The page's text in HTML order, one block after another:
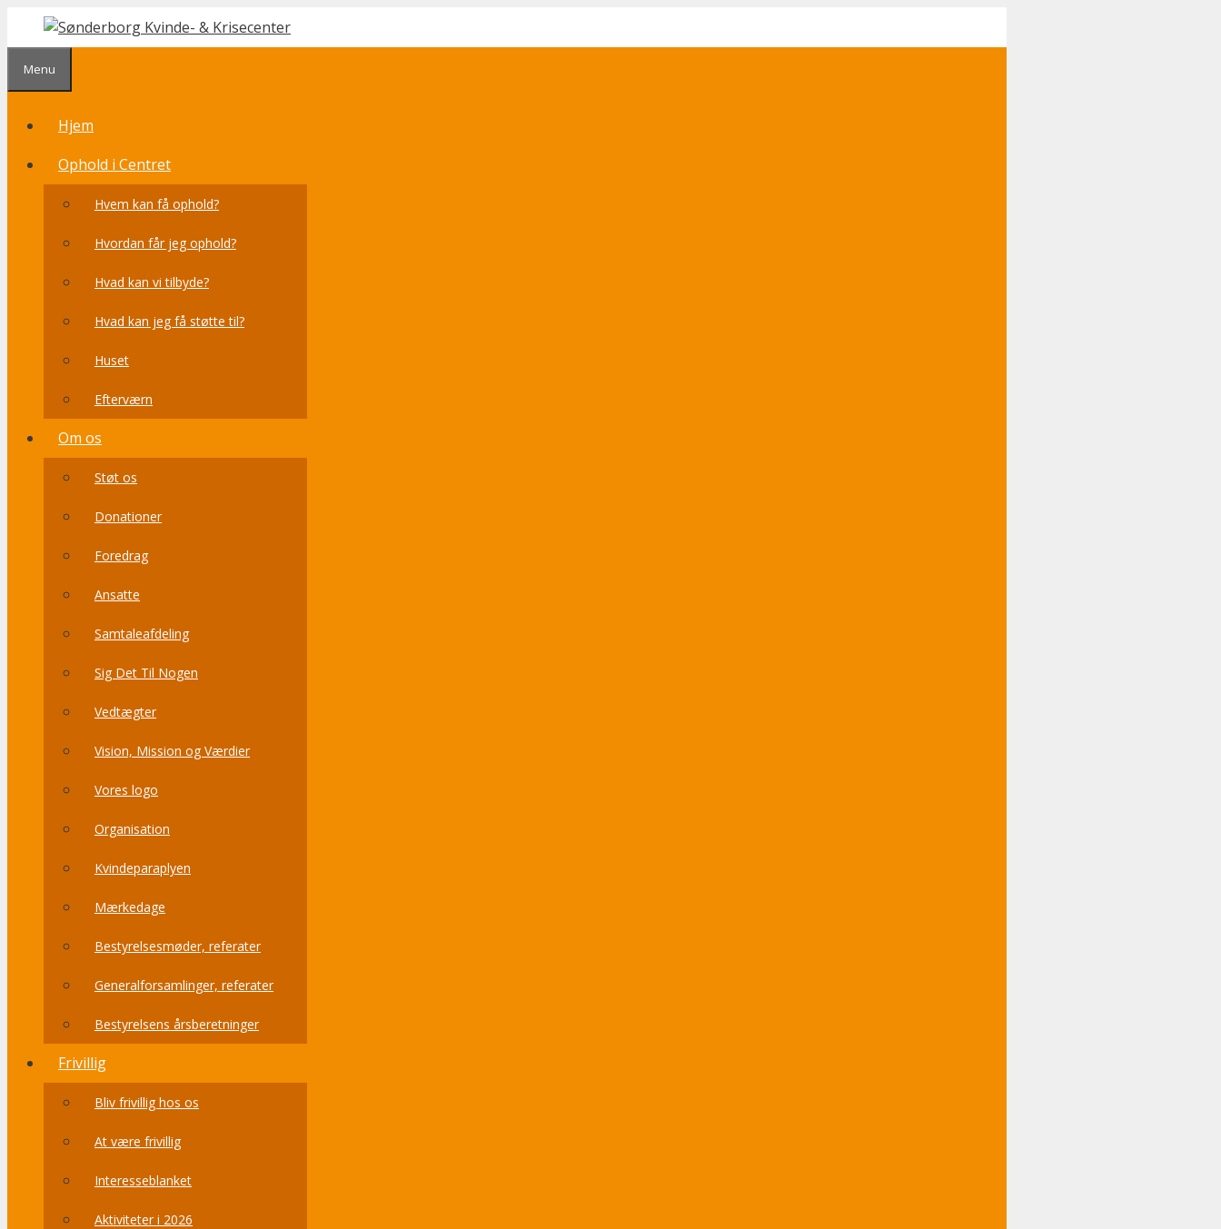
indhold
Menu
Hjem
Ophold i Centret
Hvem kan få ophold?
Hvordan får jeg ophold?
Hvad kan vi tilbyde?
Hvad kan jeg få støtte til?
Huset
Efterværn
Om os
Støt os
Donationer
Foredrag
Ansatte
Samtaleafdeling
Sig Det Til Nogen
Vedtægter
Vision, Mission og Værdier
Vores logo
Organisation
Kvindeparaplyen
Mærkedage
Bestyrelsesmøder, referater
Generalforsamlinger, referater
Bestyrelsens årsberetninger
Frivillig
Bliv frivillig hos os
At være frivillig
Interesseblanket
Aktiviteter i 2026